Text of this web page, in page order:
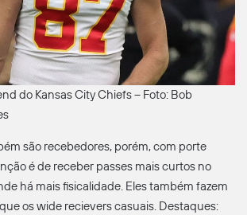
do Kansas City Chiefs – Foto: Bob
são recebedores, porém, com porte
é de receber passes mais curtos no
há mais fisicalidade. Eles também fazem
os wide recievers casuais. Destaques: